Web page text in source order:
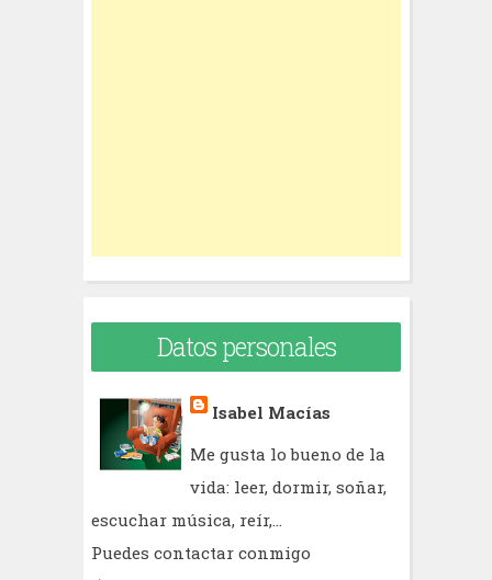
Datos personales
Isabel Macías
Me gusta lo bueno de la
vida: leer, dormir, soñar,
escuchar música, reír,...
Puedes contactar conmigo